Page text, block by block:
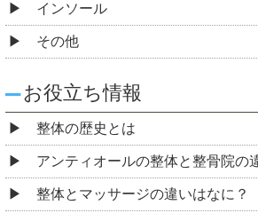
インソール
その他
お役立ち情報
整体の歴史とは
アンティオールの整体と整骨院の
整体とマッサージの違いはなに？